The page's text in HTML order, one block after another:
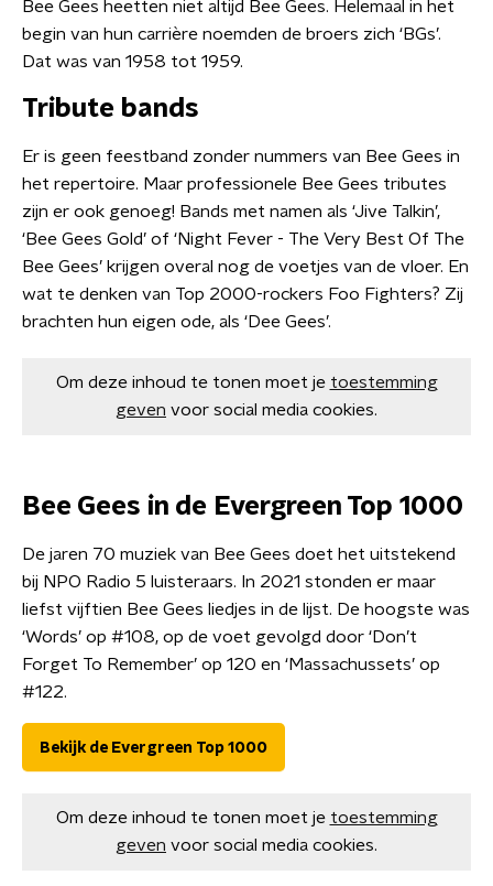
Bee Gees heetten niet altijd Bee Gees. Helemaal in het
begin van hun carrière noemden de broers zich ‘BGs’.
Dat was van 1958 tot 1959.
Tribute bands
Er is geen feestband zonder nummers van Bee Gees in
het repertoire. Maar professionele Bee Gees tributes
zijn er ook genoeg! Bands met namen als ‘Jive Talkin’,
‘Bee Gees Gold’ of ‘Night Fever - The Very Best Of The
Bee Gees’ krijgen overal nog de voetjes van de vloer. En
wat te denken van Top 2000-rockers Foo Fighters? Zij
brachten hun eigen ode, als ‘Dee Gees’.
Om deze inhoud te tonen moet je toestemming
geven voor social media cookies.
Bee Gees in de Evergreen Top 1000
De jaren 70 muziek van Bee Gees doet het uitstekend
bij NPO Radio 5 luisteraars. In 2021 stonden er maar
liefst vijftien Bee Gees liedjes in de lijst. De hoogste was
‘Words’ op #108, op de voet gevolgd door ‘Don’t
Forget To Remember’ op 120 en ‘Massachussets’ op
#122.
Bekijk de Evergreen Top 1000
Om deze inhoud te tonen moet je toestemming
geven voor social media cookies.